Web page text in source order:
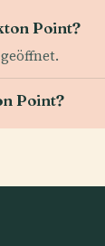
Point?
Point?